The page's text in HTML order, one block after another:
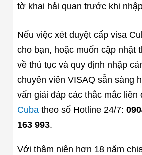
tờ khai hải quan trước khi
Nếu việc xét duyệt cấp visa
cho bạn, hoặc muốn cập nhật
về thủ tục và quy định nhập
chuyên viên VISAQ sẵn sàng
vấn giải đáp các thắc mắc liên
Cubatheo số Hotline 24/7:
163 993.
Với thâm niên hơn 18 năm